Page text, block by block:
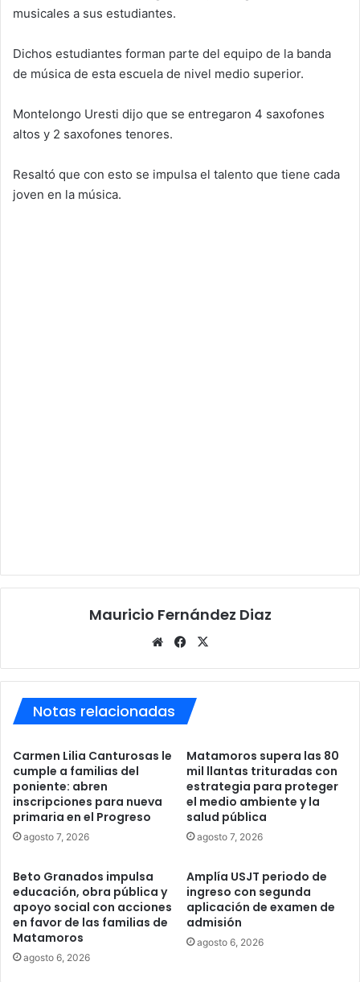
musicales a sus estudiantes.
Dichos estudiantes forman parte del equipo de la banda
de música de esta escuela de nivel medio superior.
Montelongo Uresti dijo que se entregaron 4 saxofones
altos y 2 saxofones tenores.
Resaltó que con esto se impulsa el talento que tiene cada
joven en la música.
Mauricio Fernández Diaz
Sitio
Facebook
Notas relacionadas
Carmen Lilia Canturosas le
cumple a familias del
poniente: abren
inscripciones para nueva
primaria en el Progreso
agosto 7, 2026
Matamoros supera las 80
mil llantas trituradas con
estrategia para proteger
el medio ambiente y la
salud pública
agosto 7, 2026
Beto Granados impulsa
educación, obra pública y
apoyo social con acciones
en favor de las familias de
Matamoros
agosto 6, 2026
Amplía USJT periodo de
ingreso con segunda
aplicación de examen de
admisión
agosto 6, 2026